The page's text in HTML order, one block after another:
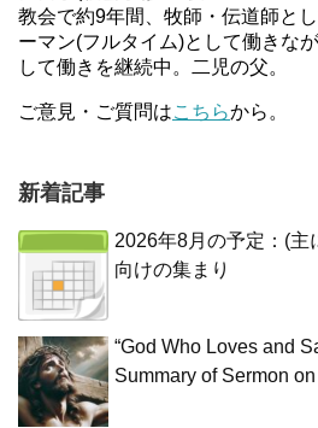
教会で約9年間、牧師・伝道師と
ーマン(フルタイム)として働きな
して働きを継続中。二児の父。
ご意見・ご質問はこちらから。
新着記事
2026年8月の予定：(主
向けの集まり
“God Who Loves and
Summary of Sermon